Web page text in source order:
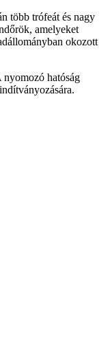
több trófeát és nagy
amelyeket
okozott
hatóság